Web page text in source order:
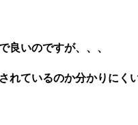
良いのですが、、、
れているのか分かりにく